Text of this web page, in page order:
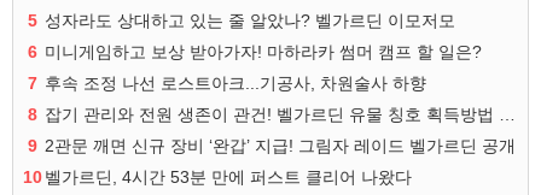
5 성자라도 상대하고 있는 줄 알았나? 벨가르딘 이모저모
6 미니게임하고 보상 받아가자! 마하라카 썸머 캠프 할 일은?
7 후속 조정 나선 로스트아크...기공사, 차원술사 하향
8
9 2관문 깨면 신규 장비 ‘완갑’ 지급! 그림자 레이드 벨가르딘 공개
10벨가르딘, 4시간 53분 만에 퍼스트 클리어 나왔다